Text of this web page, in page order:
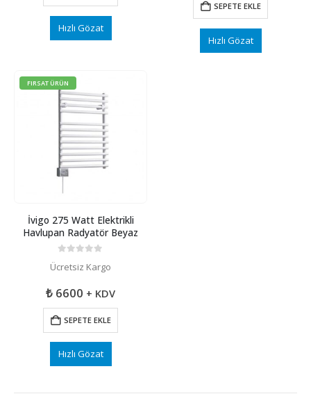
Hızlı Gözat
SEPETE EKLE
Hızlı Gözat
FIRSAT ÜRÜN
İvigo 275 Watt Elektrikli
Havlupan Radyatör Beyaz
Ücretsiz Kargo
₺ 6600 + KDV
SEPETE EKLE
Hızlı Gözat